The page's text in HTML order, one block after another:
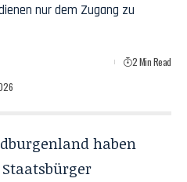
nur dem Zugang zu
2 Min Read
haben